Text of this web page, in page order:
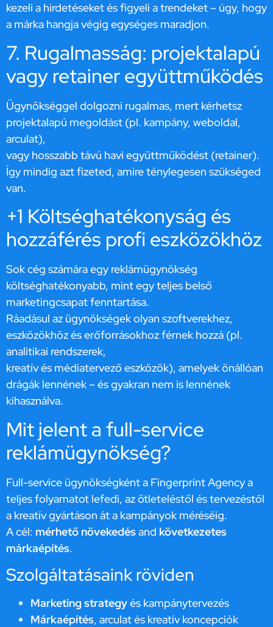
kezeli a hirdetéseket és figyeli a trendeket – úgy, hogy
a márka hangja végig egységes maradjon.
7. Rugalmasság: projektalapú
vagy retainer együttműködés
Ügynökséggel dolgozni rugalmas, mert kérhetsz
projektalapú megoldást (pl. kampány, weboldal,
arculat),
vagy hosszabb távú havi együttműködést (retainer).
Így mindig azt fizeted, amire ténylegesen szükséged
van.
+1 Költséghatékonyság és
hozzáférés profi eszközökhöz
Sok cég számára egy reklámügynökség
költséghatékonyabb, mint egy teljes belső
marketingcsapat fenntartása.
Ráadásul az ügynökségek olyan szoftverekhez,
eszközökhöz és erőforrásokhoz férnek hozzá (pl.
analitikai rendszerek,
kreatív és médiatervező eszközök), amelyek önállóan
drágák lennének – és gyakran nem is lennének
kihasználva.
Mit jelent a full-service
reklámügynökség?
Full-service ügynökségként a Fingerprint Agency a
teljes folyamatot lefedi, az ötleteléstől és tervezéstől
a kreatív gyártáson át a kampányok méréséig.
A cél: mérhető növekedésand következetes
márkaépítés.
Szolgáltatásaink röviden
Marketing strategyés kampánytervezés
Márkaépítés, arculat és kreatív koncepciók